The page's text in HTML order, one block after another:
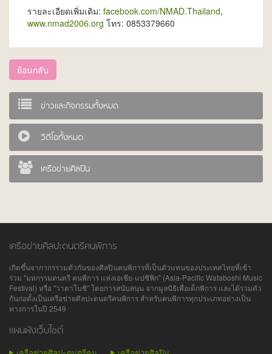
รายละเอียดเพิ่มเติม: facebook.com/NMAD.Thailand,
www.nmad2006.org โทร: 0853379660
ย้อนกลับ
ข่าวและกิจกรรมทั้งหมด
วิดีโอทั้งหมด
เครือข่ายศิลปิน
เครือข่ายศิลปะดนตรีคนพิการ
เกิดขึ้นจากากรรวมตัวกันของศิลปินคนพิการที่เป็นตัวแทนของประเทศไทยที่เข้า
ร่วม "มหกรรมดนตรี คนพิการ แห่งเอเชีย-แปซิฟิก" (Asia-Pacific Wataboshi Music
Festival) หรือ "วาตาโบชิ" โดยการสนับสนุน จากมูลนิธิเพื่อเด็กพิการ และได้รวมตัว
กันก่อตั้งเป็นเครือข่ายศิลปะดนตรีคนพิการ สำหรับคนพิการทุกประเภทอย่างเป็น
ทางการในปี 2549
แผนผังเว็บไซต์